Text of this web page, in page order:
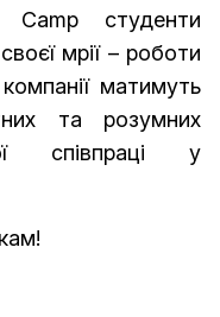
Camp студенти
мрії – роботи
матимуть
та розумних
співпраці у